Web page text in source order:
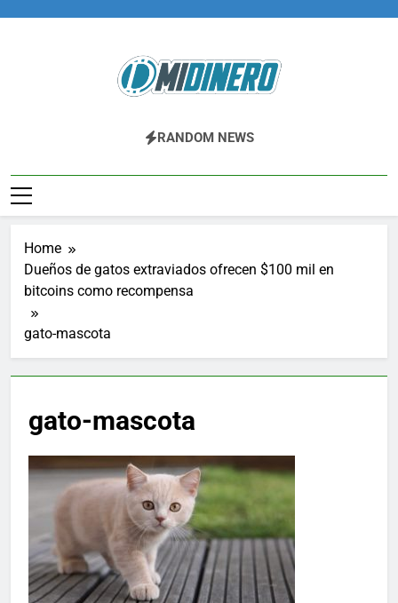
Midinero.co
Fintech, Criptomonedas
RANDOM NEWS
Home
Dueños de gatos extraviados ofrecen $100 mil en
bitcoins como recompensa
gato-mascota
gato-mascota